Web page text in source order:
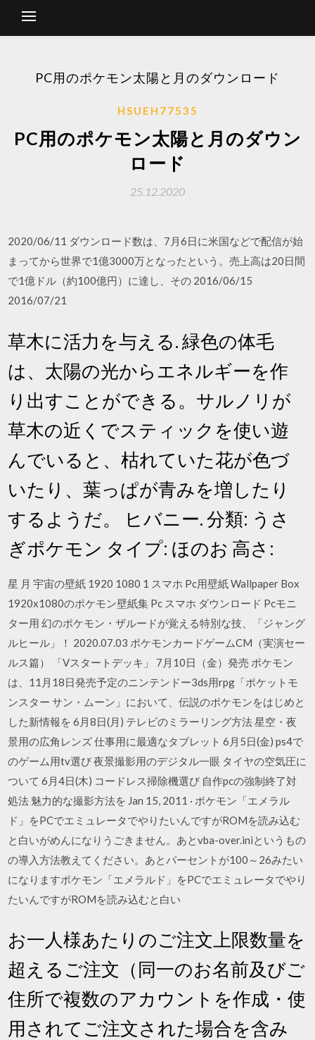
PC用のポケモン太陽と月のダウンロード
HSUEH77535
PC用のポケモン太陽と月のダウン
ロード
25.12.2020
2020/06/11 ダウンロード数は、7月6日に米国などで配信が始
まってから世界で1億3000万となったという。売上高は20日間
で1億ドル（約100億円）に達し、その 2016/06/15
2016/07/21
草木に活力を与える. 緑色の体毛
は、太陽の光からエネルギーを作
り出すことができる。サルノリが
草木の近くでスティックを使い遊
んでいると、枯れていた花が色づ
いたり、葉っぱが青みを増したり
するようだ。 ヒバニー. 分類: うさ
ぎポケモン タイプ: ほのお 高さ:
星 月 宇宙の壁紙 1920 1080 1 スマホ Pc用壁紙 Wallpaper Box
1920x1080のポケモン壁紙集 Pc スマホ ダウンロード Pcモニ
ター用 幻のポケモン・ザルードが覚える特別な技、「ジャング
ルヒール」！ 2020.07.03 ポケモンカードゲームCM（実演セー
ルス篇） 「Vスタートデッキ」 7月10日（金）発売 ポケモン
は、11月18日発売予定のニンテンドー3ds用rpg「ポケットモ
ンスター サン・ムーン」において、伝説のポケモンをはじめと
した新情報を 6月8日(月) テレビのミラーリング方法 星空・夜
景用の広角レンズ 仕事用に最適なタブレット 6月5日(金) ps4で
のゲーム用tv選び 夜景撮影用のデジタル一眼 タイヤの空気圧に
ついて 6月4日(木) コードレス掃除機選び 自作pcの強制終了対
処法 魅力的な撮影方法を Jan 15, 2011 · ポケモン「エメラル
ド」をPCでエミュレータでやりたいんですがROMを読み込む
と白いがめんになりうごきません。あとvba-over.iniというもの
の導入方法教えてください。あとパーセントが100～26みたい
になりますポケモン「エメラルド」をPCでエミュレータでやり
たいんですがROMを読み込むと白い
お一人様あたりのご注文上限数量を
超えるご注文（同一のお名前及びご
住所で複数のアカウントを作成・使
用されてご注文された場合を含み